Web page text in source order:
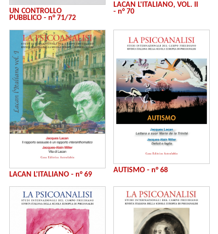
UN CONTROLLO
PUBBLICO - n° 71/72
LACAN L'ITALIANO, VOL. II
- n° 70
LACAN L'ITALIANO - n° 69
AUTISMO - n° 68